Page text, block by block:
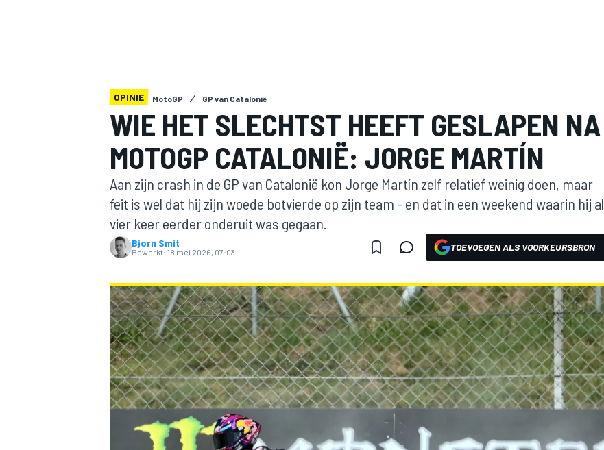
MOTOGP
INDYCAR
OPINIE MotoGP GP van Catalonië
WIE HET SLECHTST HEEFT GESLAPEN NA
MOTOGP CATALONIË: JORGE MARTÍN
Aan zijn crash in de GP van Catalonië kon Jorge Martín zelf relatief weinig doen, maar
feit is wel dat hij zijn woede botvierde op zijn team - en dat in een weekend waarin hij al
vier keer eerder onderuit was gegaan.
Bjorn Smit
Bewerkt: 18 mei 2026, 07:03 TOEVOEGEN ALS VOORKEURSBRON